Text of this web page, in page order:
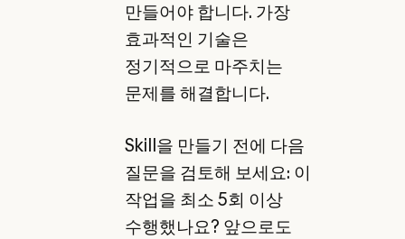
만들어야 합니다. 가장
효과적인 기술은
정기적으로 마주치는
문제를 해결합니다.
Skill을 만들기 전에 다음
질문을 검토해 보세요: 이
작업을 최소 5회 이상
수행했나요? 앞으로도